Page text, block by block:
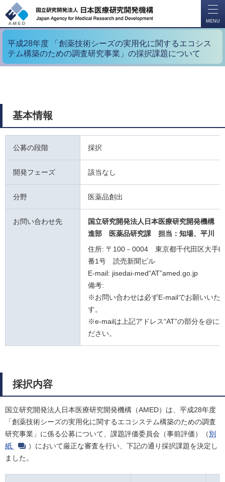
MENU
平成28年度 「創薬技術シーズの実用化に関するエコシス
テム構築のための調査研究事業」の採択課題について
基本情報
公募の段階 採択
開発フェーズ 該当なし
分野 医薬品創出
お問い合わせ先
国立研究開発法人日本医療研究開発機構
進部 医薬品研究課
担当：知場、平川
住所: 〒100－0004 東京都千代田区大手
番1号 読売新聞ビル
E-mail: jisedai-med“AT”amed.go.jp
備考:
※お問い合わせは必ずE-mailでお願いいた
す。
※e-mailは上記アドレス“AT”の部分を@に
ださい。
採択内容
国立研究開発法人日本医療研究開発機構（AMED）は、平成28年度
「創薬技術シーズの実用化に関するエコシステム構築のための調査
研究事業」に係る公募について、課題評価委員会（事前評価）（別
紙
）において厳正な審査を行い、下記の通り採択課題を決定し
ました。